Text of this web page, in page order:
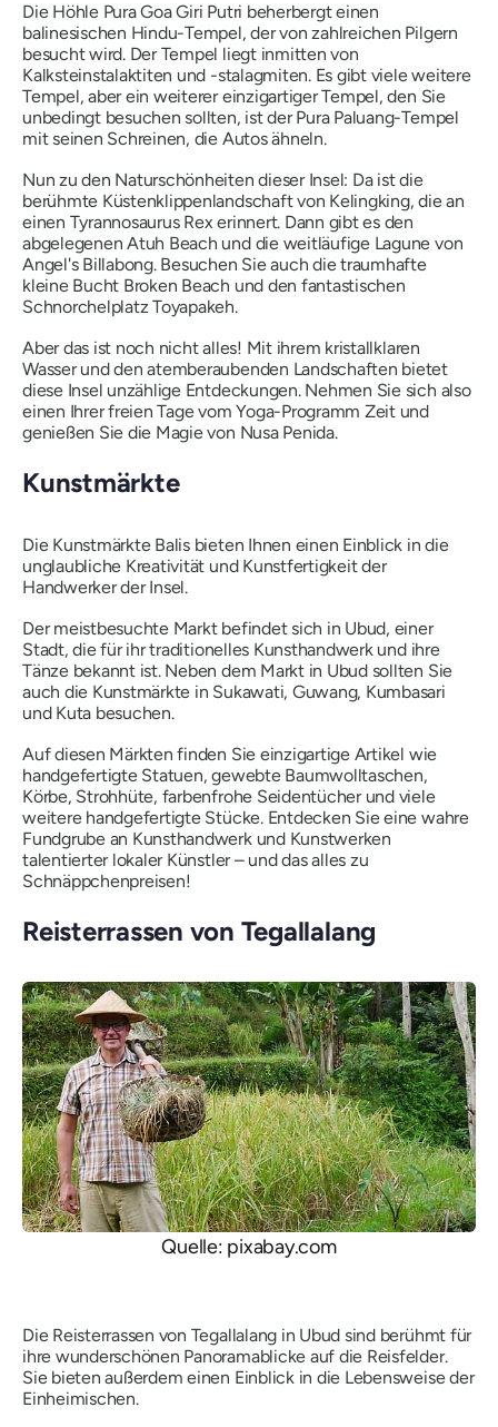
Die Höhle Pura Goa Giri Putri beherbergt einen
balinesischen Hindu-Tempel, der von zahlreichen Pilgern
besucht wird. Der Tempel liegt inmitten von
Kalksteinstalaktiten und -stalagmiten. Es gibt viele weitere
Tempel, aber ein weiterer einzigartiger Tempel, den Sie
unbedingt besuchen sollten, ist der Pura Paluang-Tempel
mit seinen Schreinen, die Autos ähneln.
Nun zu den Naturschönheiten dieser Insel: Da ist die
berühmte Küstenklippenlandschaft von Kelingking, die an
einen Tyrannosaurus Rex erinnert. Dann gibt es den
abgelegenen Atuh Beach und die weitläufige Lagune von
Angel's Billabong. Besuchen Sie auch die traumhafte
kleine Bucht Broken Beach und den fantastischen
Schnorchelplatz Toyapakeh.
Aber das ist noch nicht alles! Mit ihrem kristallklaren
Wasser und den atemberaubenden Landschaften bietet
diese Insel unzählige Entdeckungen. Nehmen Sie sich also
einen Ihrer freien Tage vom Yoga-Programm Zeit und
genießen Sie die Magie von Nusa Penida.
Kunstmärkte
Die Kunstmärkte Balis bieten Ihnen einen Einblick in die
unglaubliche Kreativität und Kunstfertigkeit der
Handwerker der Insel.
Der meistbesuchte Markt befindet sich in Ubud, einer
Stadt, die für ihr traditionelles Kunsthandwerk und ihre
Tänze bekannt ist. Neben dem Markt in Ubud sollten Sie
auch die Kunstmärkte in Sukawati, Guwang, Kumbasari
und Kuta besuchen.
Auf diesen Märkten finden Sie einzigartige Artikel wie
handgefertigte Statuen, gewebte Baumwolltaschen,
Körbe, Strohhüte, farbenfrohe Seidentücher und viele
weitere handgefertigte Stücke. Entdecken Sie eine wahre
Fundgrube an Kunsthandwerk und Kunstwerken
talentierter lokaler Künstler – und das alles zu
Schnäppchenpreisen!
Reisterrassen von Tegallalang
Quelle: pixabay.com
Die Reisterrassen von Tegallalang in Ubud sind berühmt für
ihre wunderschönen Panoramablicke auf die Reisfelder.
Sie bieten außerdem einen Einblick in die Lebensweise der
Einheimischen.